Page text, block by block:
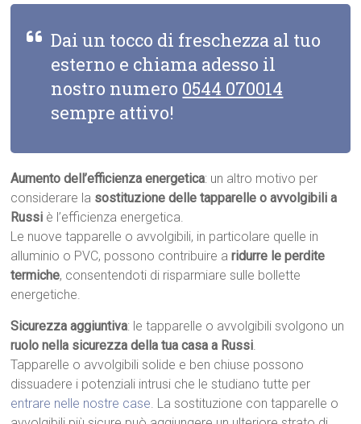
Dai un tocco di freschezza al tuo
esterno e chiama adesso il
nostro numero 0544 070014
sempre attivo!
Aumento dell’efficienza energetica: un altro motivo per
considerare la sostituzione delle tapparelle o avvolgibili a
Russi è l’efficienza energetica.
Le nuove tapparelle o avvolgibili, in particolare quelle in
alluminio o PVC, possono contribuire aridurre le perdite
termiche, consentendoti di risparmiare sulle bollette
energetiche.
Sicurezza aggiuntiva: le tapparelle o avvolgibili svolgono un
ruolo nella sicurezza della tua casa a Russi.
Tapparelle o avvolgibili solide e ben chiuse possono
dissuadere i potenziali intrusi che le studiano tutte per
entrare nelle nostre case. La sostituzione con tapparelle o